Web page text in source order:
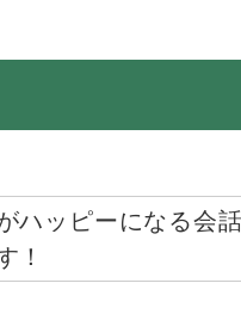
ハッピーになる会
！